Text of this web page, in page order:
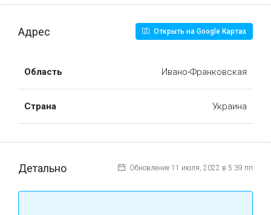
Адрес Открыть на Google Картах
Область Ивано-Франковская
Страна Украина
Детально Обновление 11 июля, 2022 в 5:39 пп